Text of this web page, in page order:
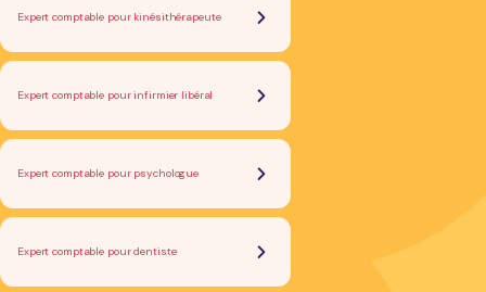
Expert comptable pour kinésithérapeute
Expert comptable pour infirmier libéral
Expert comptable pour psychologue
Expert comptable pour dentiste